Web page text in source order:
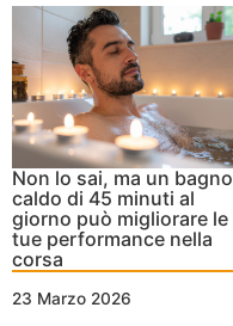
Non lo sai, ma un bagno
caldo di 45 minuti al
giorno può migliorare le
tue performance nella
corsa
23 Marzo 2026